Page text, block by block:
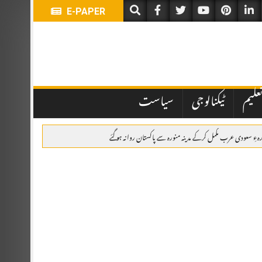
E-PAPER
تعلیم ٹیکنالوجی سیاست
سعودی عرب مکمل کرکے مدینہ منورہ سے پاکستان روانہ ہو گئے